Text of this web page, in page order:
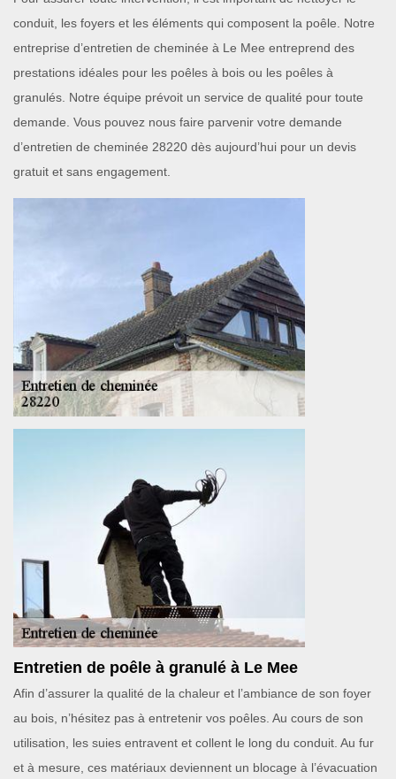
conduit, les foyers et les éléments qui composent la poêle. Notre
entreprise d’entretien de cheminée à Le Mee entreprend des
prestations idéales pour les poêles à bois ou les poêles à
granulés. Notre équipe prévoit un service de qualité pour toute
demande. Vous pouvez nous faire parvenir votre demande
d’entretien de cheminée 28220 dès aujourd’hui pour un devis
gratuit et sans engagement.
Entretien de poêle à granulé à Le Mee
Afin d’assurer la qualité de la chaleur et l’ambiance de son foyer
au bois, n’hésitez pas à entretenir vos poêles. Au cours de son
utilisation, les suies entravent et collent le long du conduit. Au fur
et à mesure, ces matériaux deviennent un blocage à l’évacuation